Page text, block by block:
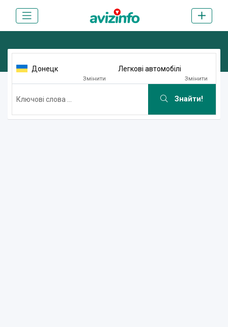
Донецк
Змінити
Легкові автомобілі
Змінити
Знайти!